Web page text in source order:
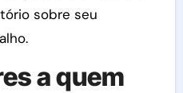
sobre seu
a quem